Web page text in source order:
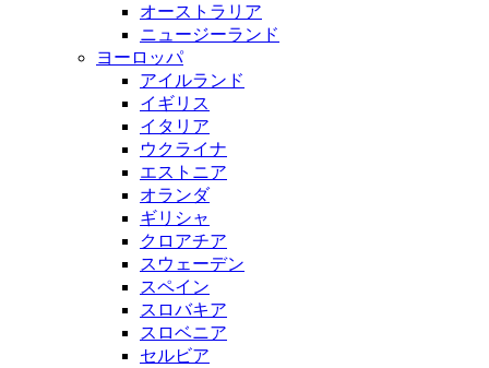
オーストラリア
ニュージーランド
ヨーロッパ
アイルランド
イギリス
イタリア
ウクライナ
エストニア
オランダ
ギリシャ
クロアチア
スウェーデン
スペイン
スロバキア
スロベニア
セルビア